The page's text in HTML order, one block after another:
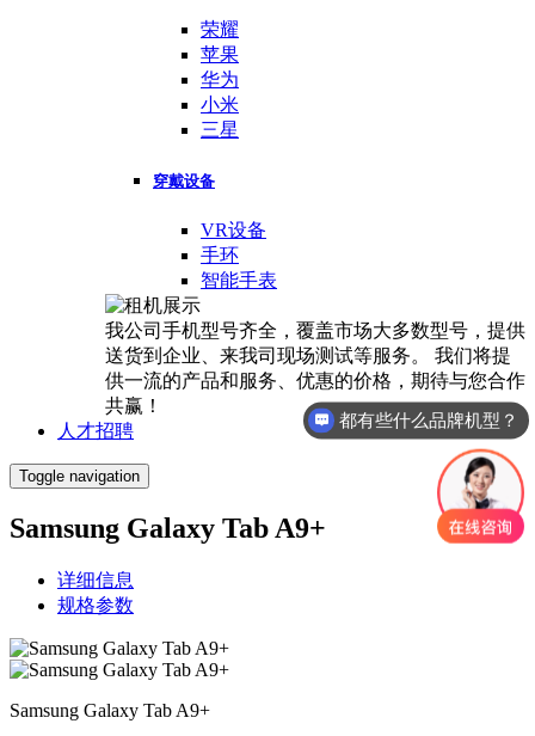
荣耀
苹果
华为
小米
三星
穿戴设备
VR设备
手环
智能手表
我公司手机型号齐全，覆盖市场大多数型号，提供
送货到企业、来我司现场测试等服务。 我们将提
供一流的产品和服务、优惠的价格，期待与您合作
共赢！
人才招聘
Toggle navigation
Samsung Galaxy Tab A9+
详细信息
规格参数
Samsung Galaxy Tab A9+
都有些什么品牌机型？